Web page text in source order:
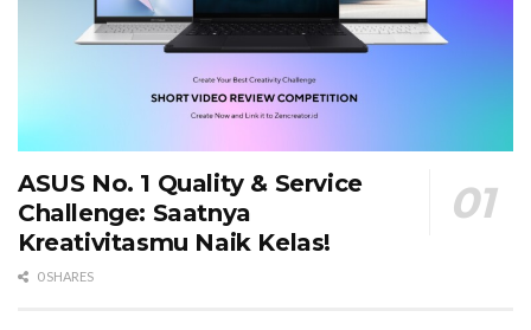
ASUS No. 1 Quality & Service
Challenge: Saatnya
Kreativitasmu Naik Kelas!
0 SHARES